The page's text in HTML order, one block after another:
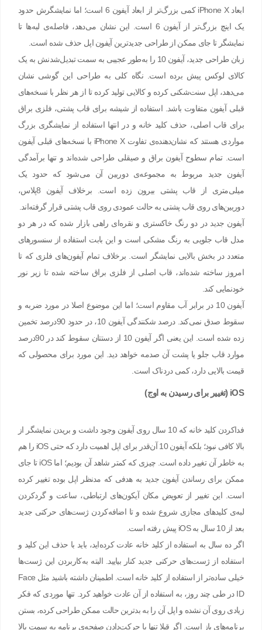
ابعاد iPhone X کمی بزرگ‌تر از ابعاد آیفون 6 است؛ اما نمایشگرش حدود
یک اینچ بزرگ‌تر از آیفون 6 است. این نشان می‌دهد، فاصله‌ی لبه‌ها تا
نمایشگر تا جای ممکن از طراحی جدیدترین آیفون اپل حذف‌ شده‌ است.
زبان طراحی جدید، آیفون 10 را به‌طور عجیبی به سمت تبدیل‌شدنش به یک
کالای لوکس پیش برده است. نگاه کلی به طراحی این گوشی نشان
می‌دهد، اپل سنت‌شکنی کرده و کالایی تولید کرده تا از هر نظر با نسخه‌های
قبلی آیفون متفاوت باشد. استفاده از شیشه برای قاب پشتی، فلزی براق
برای قاب اصلی، حذف کلید خانه و در انتها استفاده از نمایشگری بزرگ
مواردی هستند که نشان‌دهنده‌ی تفاوت iPhone X با نسخه‌های قبلی آیفون
است. تمام سطوح آیفون براق و صیقلی طراحی ‌شده‌اند و تنها برآمدگی
آیفون جدید مربوط به مجموعه‌ی دوربین آن می‌شود که حدود یک
میلی‌متری از قاب پشتی بیرون زده است. برخلاف آیفون 8پلاس،
دوربین‌های روی قاب پشتی به حالت عمودی روی قاب پشتی قرار گرفته‌اند.
آیفون جدید در دو رنگ خاکستری و نقره‌ای راهی بازار شده که در هر دو
مدل قاب جلویی به رنگ مشکی است و این بابت استفاده از سنسورهای
متعدد در بخش بالایی نمایشگر است. برخلاف تمام آیفون‌های فلزی که تا
امروز ساخته‌ شده‌اند، قاب اصلی از فلزی براق ساخته ‌شده تا زیر نور
خودنمایی کند.
آیفون 10 در برابر آب مقاوم است؛ اما این موضوع اصلا در مورد ضربه و
سقوط صدق نمی‌کند. درصد شکنندگی آیفون 10، در حدود 90درصد تخمین
‌زده ‌شده است. این یعنی اگر آیفون 10 از دستتان سقوط کند در 90درصد
موارد قاب جلو یا پشت آن صدمه خواهد دید. این مورد برای محصولی که
قیمت بالایی دارد، کمی دردناک است.
iOS (تغییر برای رسیدن به اوج)
فداکردن کلید خانه که 10 سال روی آیفون وجود داشت و بریدن نمایشگر از
بالا کافی نبود؛ بلکه آیفون 10 آن‌قدر برای اپل اهمیت دارد که حتی iOS را هم
به خاطر آن تغییر داده است. چیزی که کمتر شاهد آن بودیم؛ اما iOS تا جای
ممکن برای رساندن آیفون جدید به هدفی که مدنظر اپل بوده تغییر کرده
است. این تغییر از تعویض مکان آیکون‌های ارتباطی، ساعت و گردکردن
لبه‌ی کلید‌های مجازی شروع ‌شده و تا اضافه‌کردن ژست‌های حرکتی جدید
بعد از 10 سال به iOS پیش رفته است.
اگر ده سال به استفاده از کلید خانه عادت کرده‌اید، باید با حذف این کلید و
استفاده از ژست‌های حرکتی جدید کنار بیایید. البته به‌کاربردن این ژست‌ها
خیلی ساده‌تر از استفاده از کلید خانه است. اطمینان داشته باشید مثل Face
ID در طی چند روز، به استفاده از آن عادت خواهید کرد. تنها موردی که فکر
زیادی روی آن نشده و اپل آن را به بدترین حالت ممکن طراحی کرده، بستن
برنامه‌های باز است. اگر قبلا تنها با حرکت‌دادن صفحه‌ی برنامه به سمت بالا